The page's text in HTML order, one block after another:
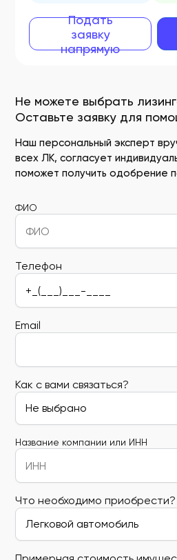
Не можете выбрать
Оставьте заявку для
Наш персональный эксперт
всех ЛК, согласует
поможет получить одобрение
ФИО
Телефон
Email
Как с вами связаться?
Название компании или ИНН
Что необходимо приобрести?
Подать
заявку
напрямую